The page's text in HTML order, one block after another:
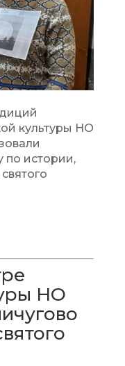
культуры НО
по истории,
НО